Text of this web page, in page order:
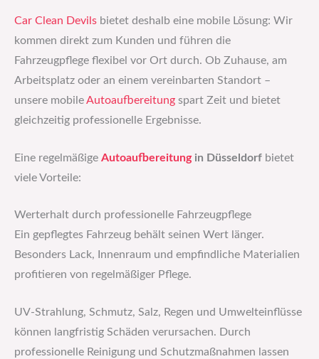
Car Clean Devils bietet deshalb eine mobile Lösung: Wir
kommen direkt zum Kunden und führen die
Fahrzeugpflege flexibel vor Ort durch. Ob Zuhause, am
Arbeitsplatz oder an einem vereinbarten Standort –
unsere mobile Autoaufbereitung spart Zeit und bietet
gleichzeitig professionelle Ergebnisse.
Eine regelmäßige Autoaufbereitungin Düsseldorf bietet
viele Vorteile:
Werterhalt durch professionelle Fahrzeugpflege
Ein gepflegtes Fahrzeug behält seinen Wert länger.
Besonders Lack, Innenraum und empfindliche Materialien
profitieren von regelmäßiger Pflege.
UV-Strahlung, Schmutz, Salz, Regen und Umwelteinflüsse
können langfristig Schäden verursachen. Durch
professionelle Reinigung und Schutzmaßnahmen lassen